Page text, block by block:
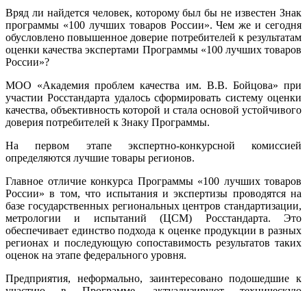
Вряд ли найдется человек, которому был бы не известен Знак
программы «100 лучших товаров России». Чем же и сегодня
обусловлено повышенное доверие потребителей к результатам
оценки качества экспертами Программы «100 лучших товаров
России»?
МОО «Академия проблем качества им. В.В. Бойцова» при
участии Росстандарта удалось сформировать систему оценки
качества, объективность которой и стала основой устойчивого
доверия потребителей к Знаку Программы.
На первом этапе экспертно-конкурсной комиссией
определяются лучшие товары регионов.
Главное отличие конкурса Программы «100 лучших товаров
России» в том, что испытания и экспертизы проводятся на
базе государственных региональных центров стандартизации,
метрологии и испытаний (ЦCM) Росстандарта. Это
обеспечивает единство подхода к оценке продукции в разных
регионах и последующую сопоставимость результатов таких
оценок на этапе федерального уровня.
Предприятия, неформально, заинтересовано подошедшие к